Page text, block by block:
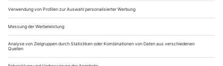
Geisterstunde in der Psychiatrie
Prokofjew: Der feurige Engel
Düsseldorf / Deutsche Oper am Rhein